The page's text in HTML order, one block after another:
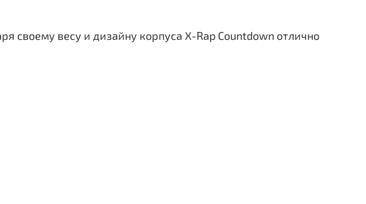
своему весу и дизайну корпуса X-Rap Countdown отлично